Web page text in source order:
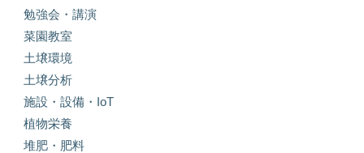
勉強会・講演
菜園教室
土壌環境
土壌分析
施設・設備・IoT
植物栄養
堆肥・肥料